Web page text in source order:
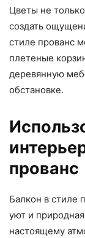
Цветы не
создать
стиле прованс
плетеные
деревянную
обстановке.
прованс
Балкон в стиле
уют и
настоящему